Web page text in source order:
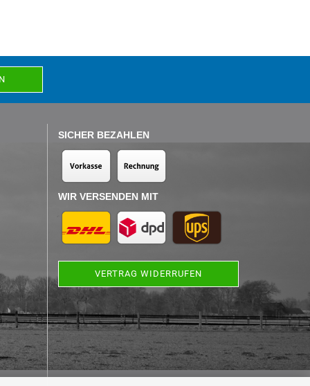
SICHER BEZAHLEN
WIR VERSENDEN MIT
VERTRAG WIDERRUFEN